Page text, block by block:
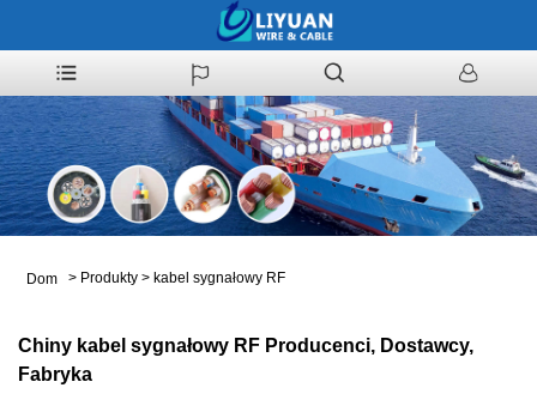
Dom > Produkty > kabel sygnałowy RF
Chiny kabel sygnałowy RF Producenci, Dostawcy,
Fabryka